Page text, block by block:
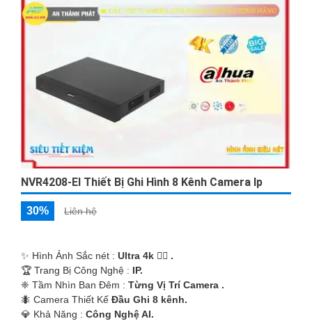
NVR4208-EI Thiết Bị Ghi Hình 8 Kênh Camera Ip
30% Liên hệ
✨ Hình Ảnh Sắc nét : Ultra 4k 👍🏾 .
🏆 Trang Bị Công Nghệ : IP.
❈ Tầm Nhìn Ban Đêm : Từng Vị Trí Camera .
🐜 Camera Thiết Kế Đầu Ghi 8 kênh.
️💎 Khả Năng : Công Nghệ AI.